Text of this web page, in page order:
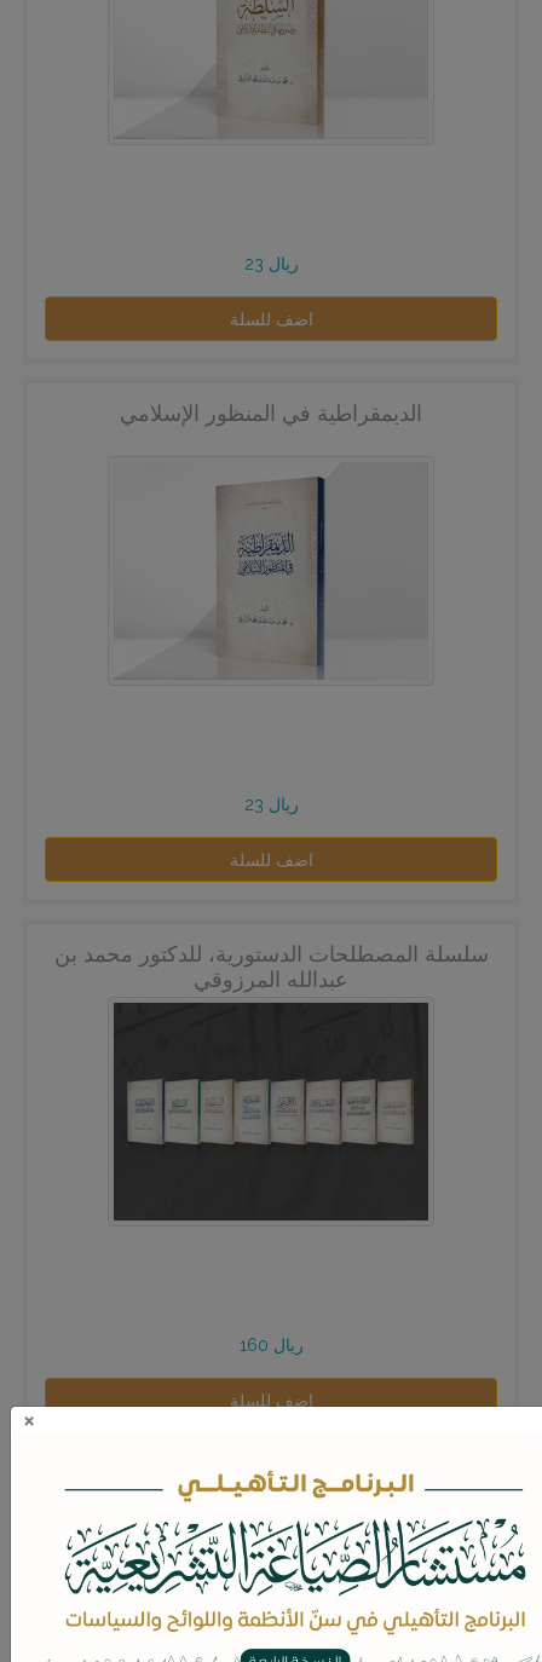
23 ريال
اضف للسلة
الديمقراطية في المنظور الإسلامي
23 ريال
اضف للسلة
سلسلة المصطلحات الدستورية، للدكتور محمد بن
عبدالله المرزوقي
160 ريال
اضف للسلة
الإقليم والمصطلحات المرتبطة
×